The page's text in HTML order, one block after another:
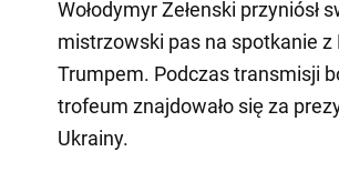
Wołodymyr Zełenski przyniósł
mistrzowski pas na spotkanie z
Trumpem. Podczas transmisji
trofeum znajdowało się za
Ukrainy.